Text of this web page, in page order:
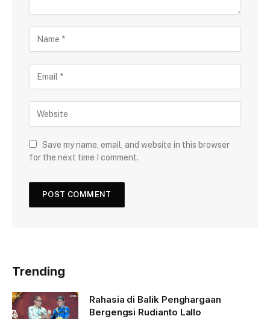
Save my name, email, and website in this browser
for the next time I comment.
Trending
Rahasia di Balik Penghargaan
Bergengsi Rudianto Lallo